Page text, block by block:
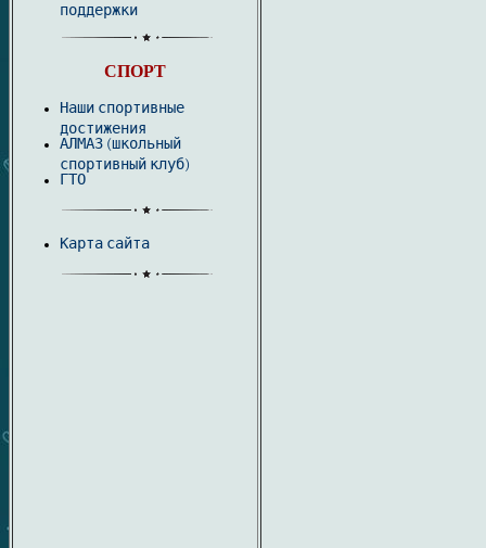
поддержки
СПОРТ
Наши спортивные
достижения
АЛМАЗ (школьный
спортивный клуб)
ГТО
Карта сайта